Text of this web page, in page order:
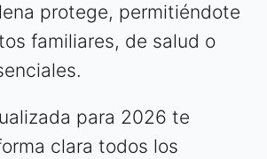
protege, permitiéndote
familiares, de salud o
para 2026 te
clara todos los